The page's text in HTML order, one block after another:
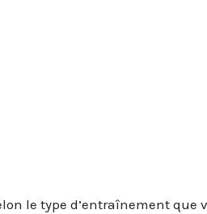
le type d’entraînement que